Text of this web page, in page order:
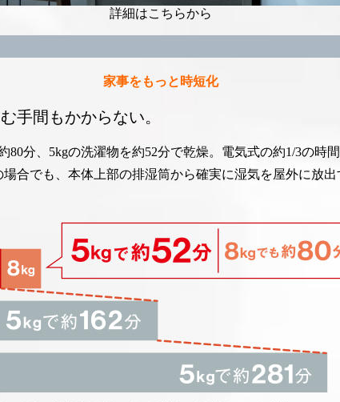
詳細はこちらから
家事をもっと時短化
手間もかからない。
80分、5kgの洗濯物を約52分で乾燥。電気式の約1/3の時
合でも、本体上部の排湿筒から確実に湿気を屋外に放